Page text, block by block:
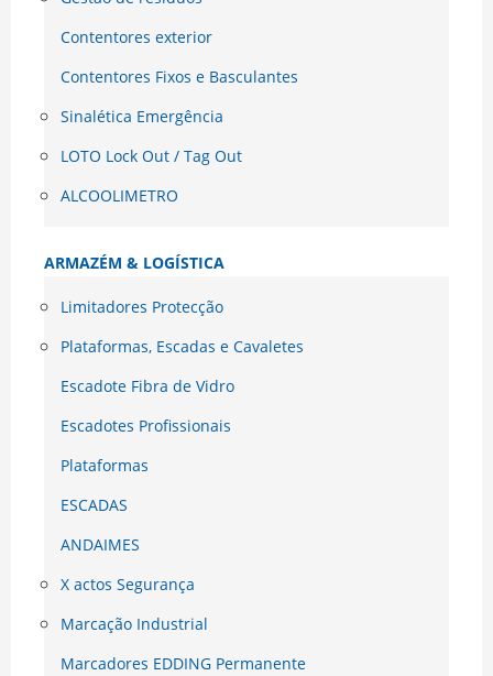
Contentores exterior
Contentores Fixos e Basculantes
Sinalética Emergência
LOTO Lock Out / Tag Out
ALCOOLIMETRO
ARMAZÉM & LOGÍSTICA
Limitadores Protecção
Plataformas, Escadas e Cavaletes
Escadote Fibra de Vidro
Escadotes Profissionais
Plataformas
ESCADAS
ANDAIMES
X actos Segurança
Marcação Industrial
Marcadores EDDING Permanente